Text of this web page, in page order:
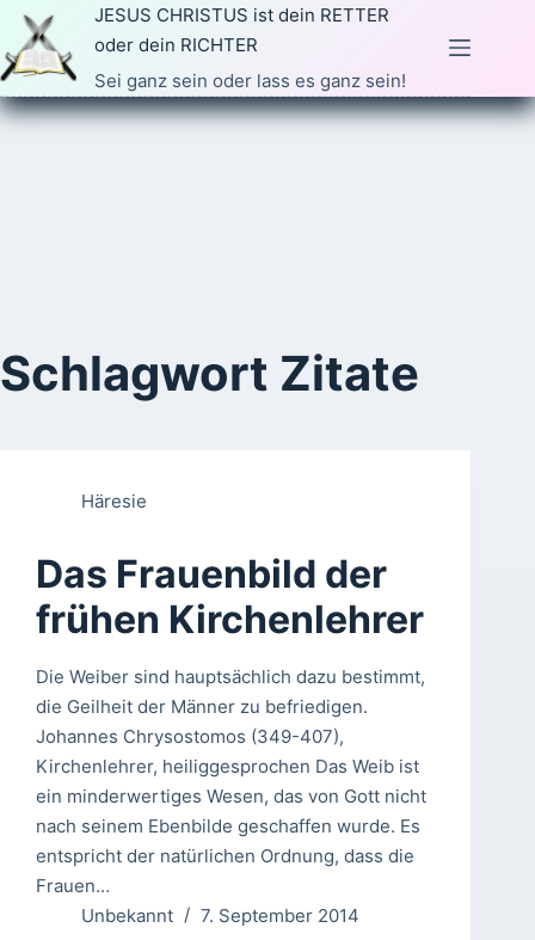
Zum
Inhalt
springen
JESUS CHRISTUS ist dein RETTER
oder dein RICHTER
Sei ganz sein oder lass es ganz sein!
Schlagwort Zitate
Häresie
Das Frauenbild der
frühen Kirchenlehrer
Die Weiber sind hauptsächlich dazu bestimmt,
die Geilheit der Männer zu befriedigen.
Johannes Chrysostomos (349-407),
Kirchenlehrer, heiliggesprochen Das Weib ist
ein minderwertiges Wesen, das von Gott nicht
nach seinem Ebenbilde geschaffen wurde. Es
entspricht der natürlichen Ordnung, dass die
Frauen…
Unbekannt
7. September 2014